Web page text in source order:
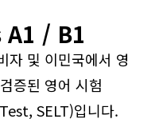
/ B1
자 및 이민국에서 영
증된 영어 시험
SELT)입니다.